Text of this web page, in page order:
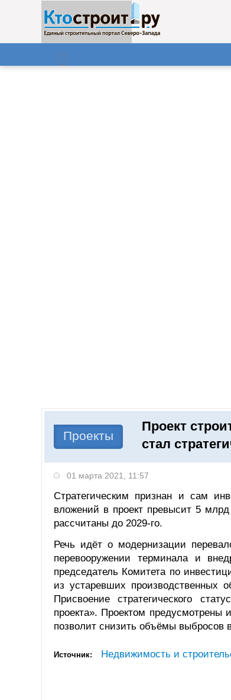
Проекты
Проект
стал
01 марта 2021, 11:57
Стратегическим признан и сам
вложений в проект превысит 5
рассчитаны до 2029-го.
Речь идёт о модернизации
перевооружении терминала и
председатель Комитета по
из устаревших производственных
Присвоение стратегического
проекта». Проектом предусмотрены
позволит снизить объёмы выбросов
Источник: Недвижимость и